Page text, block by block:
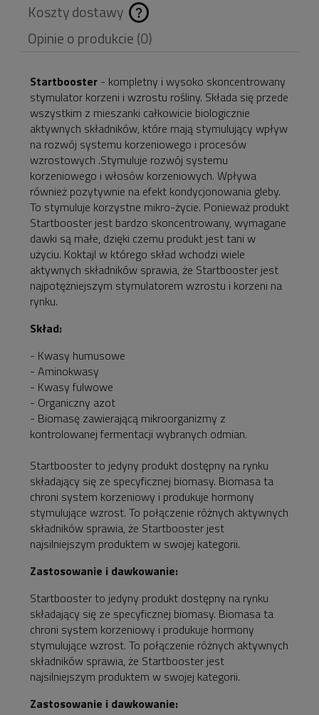
Koszty dostawy
Cena nie zawiera
ewentualnych kosztów
płatności
Opinie o produkcie (0)
Startbooster - kompletny i wysoko skoncentrowany
stymulator korzeni i wzrostu rośliny. Składa się przede
wszystkim z mieszanki całkowicie biologicznie
aktywnych składników, które mają stymulujący wpływ
na rozwój systemu korzeniowego i procesów
wzrostowych .Stymuluje rozwój systemu
korzeniowego i włosów korzeniowych. Wpływa
również pozytywnie na efekt kondycjonowania gleby.
To stymuluje korzystne mikro-życie. Ponieważ produkt
Startbooster jest bardzo skoncentrowany, wymagane
dawki są małe, dzięki czemu produkt jest tani w
użyciu. Koktajl w którego skład wchodzi wiele
aktywnych składników sprawia, że Startbooster jest
najpotężniejszym stymulatorem wzrostu i korzeni na
rynku.
Skład:
- Kwasy humusowe
- Aminokwasy
- Kwasy fulwowe
- Organiczny azot
- Biomasę zawierającą mikroorganizmy z
kontrolowanej fermentacji wybranych odmian.
Startbooster to jedyny produkt dostępny na rynku
składający się ze specyficznej biomasy. Biomasa ta
chroni system korzeniowy i produkuje hormony
stymulujące wzrost. To połączenie różnych aktywnych
składników sprawia, że Startbooster jest
najsilniejszym produktem w swojej kategorii.
Zastosowanie i dawkowanie:
Startbooster to jedyny produkt dostępny na rynku
składający się ze specyficznej biomasy. Biomasa ta
chroni system korzeniowy i produkuje hormony
stymulujące wzrost. To połączenie różnych aktywnych
składników sprawia, że Startbooster jest
najsilniejszym produktem w swojej kategorii.
Zastosowanie i dawkowanie: